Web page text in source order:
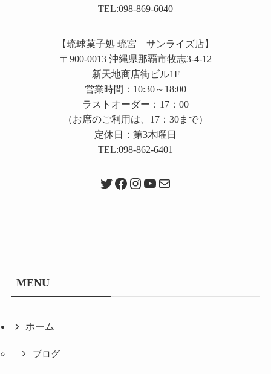
TEL:098-869-6040
【琉球菓子処 琉宮 サンライズ店】
〒900-0013 沖縄県那覇市牧志3-4-12
新天地商店街ビル1F
営業時間：10:30～18:00
ラストオーダー：17：00
（お席のご利用は、17：30まで）
定休日：第3木曜日
TEL:098-862-6401
Twitter
Facebook
Instagram
YouTube
メール
MENU
ホーム
ブログ